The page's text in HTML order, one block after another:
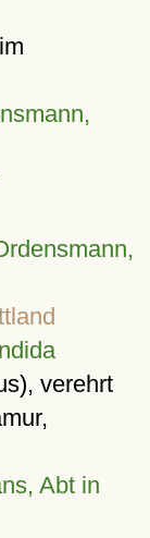
verehrt
Abt in